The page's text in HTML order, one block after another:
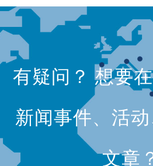
有疑问？ 想要
新闻事件、活
文章